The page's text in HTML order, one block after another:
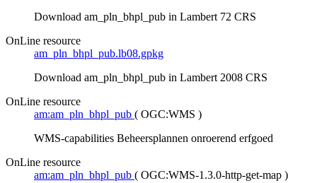
Download am_pln_bhpl_pub in Lambert 72 CRS
OnLine resource
am_pln_bhpl_pub.lb08.gpkg
Download am_pln_bhpl_pub in Lambert 2008 CRS
OnLine resource
am:am_pln_bhpl_pub ( OGC:WMS )
WMS-capabilities Beheersplannen onroerend erfgoed
OnLine resource
am:am_pln_bhpl_pub ( OGC:WMS-1.3.0-http-get-map )